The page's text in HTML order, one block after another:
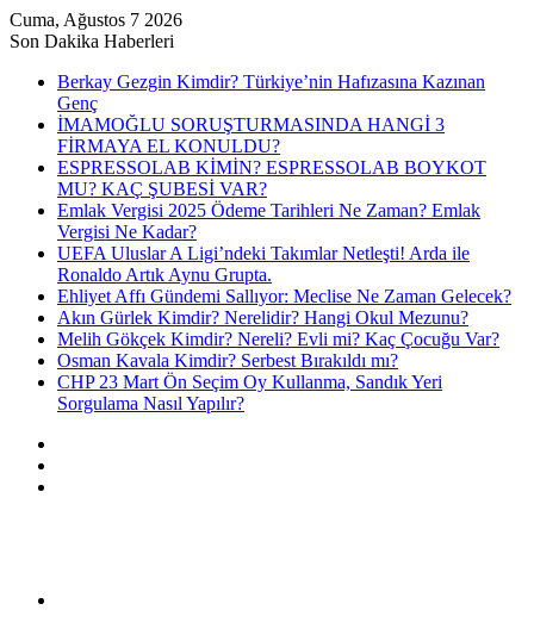
Cuma, Ağustos 7 2026
Son Dakika Haberleri
Berkay Gezgin Kimdir? Türkiye’nin Hafızasına Kazınan
Genç
İMAMOĞLU SORUŞTURMASINDA HANGİ 3
FİRMAYA EL KONULDU?
ESPRESSOLAB KİMİN? ESPRESSOLAB BOYKOT
MU? KAÇ ŞUBESİ VAR?
Emlak Vergisi 2025 Ödeme Tarihleri Ne Zaman? Emlak
Vergisi Ne Kadar?
UEFA Uluslar A Ligi’ndeki Takımlar Netleşti! Arda ile
Ronaldo Artık Aynu Grupta.
Ehliyet Affı Gündemi Sallıyor: Meclise Ne Zaman Gelecek?
Akın Gürlek Kimdir? Nerelidir? Hangi Okul Mezunu?
Melih Gökçek Kimdir? Nereli? Evli mi? Kaç Çocuğu Var?
Osman Kavala Kimdir? Serbest Bırakıldı mı?
CHP 23 Mart Ön Seçim Oy Kullanma, Sandık Yeri
Sorgulama Nasıl Yapılır?